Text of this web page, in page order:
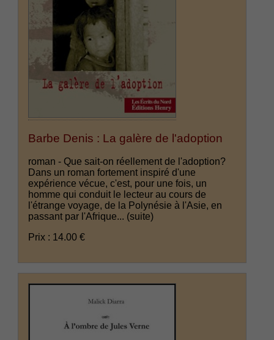
Barbe Denis : La galère de l'adoption
roman - Que sait-on réellement de l'adoption?
Dans un roman fortement inspiré d'une
expérience vécue, c'est, pour une fois, un
homme qui conduit le lecteur au cours de
l'étrange voyage, de la Polynésie à l'Asie, en
passant par l'Afrique... (suite)
Prix : 14.00 €